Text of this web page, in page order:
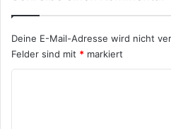
Deine E-Mail-Adresse wird nicht
Felder sind mit * markiert